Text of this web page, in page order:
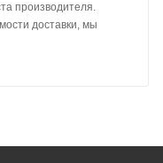
производителя.
доставки, мы